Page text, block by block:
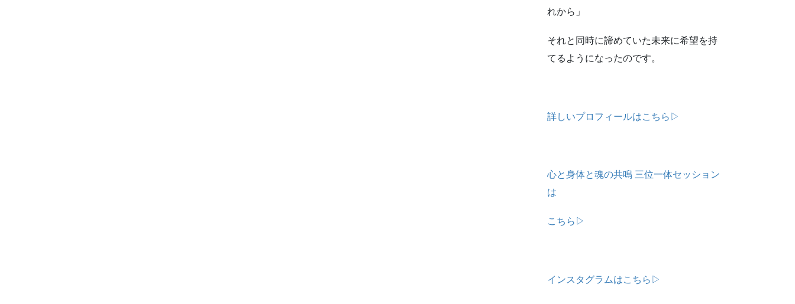
れから」
それと同時に諦めていた未来に希望を持
てるようになったのです。
詳しいプロフィールはこちら▷
心と身体と魂の共鳴 三位一体セッション
は
こちら▷
インスタグラムはこちら▷